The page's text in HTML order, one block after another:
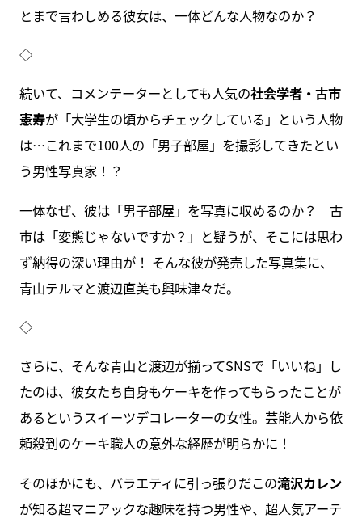
とまで言わしめる彼女は、一体どんな人物なのか？
◇
続いて、コメンテーターとしても人気の社会学者・古市
憲寿が「大学生の頃からチェックしている」という人物
は…これまで100人の「男子部屋」を撮影してきたとい
う男性写真家！？
一体なぜ、彼は「男子部屋」を写真に収めるのか？ 古
市は「変態じゃないですか？」と疑うが、そこには思わ
ず納得の深い理由が！ そんな彼が発売した写真集に、
青山テルマと渡辺直美も興味津々だ。
◇
さらに、そんな青山と渡辺が揃ってSNSで「いいね」し
たのは、彼女たち自身もケーキを作ってもらったことが
あるというスイーツデコレーターの女性。芸能人から依
頼殺到のケーキ職人の意外な経歴が明らかに！
そのほかにも、バラエティに引っ張りだこの滝沢カレン
が知る超マニアックな趣味を持つ男性や、超人気アーテ